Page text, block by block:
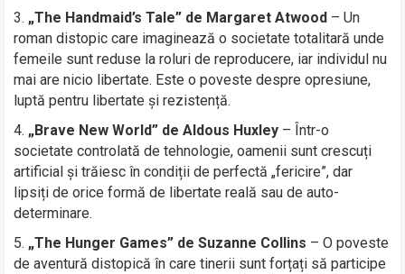
„The Handmaid’s Tale” de Margaret Atwood – Un
roman distopic care imaginează o societate totalitară unde
femeile sunt reduse la roluri de reproducere, iar individul nu
mai are nicio libertate. Este o poveste despre opresiune,
luptă pentru libertate și rezistență.
„Brave New World” de Aldous Huxley – Într-o
societate controlată de tehnologie, oamenii sunt crescuți
artificial și trăiesc în condiții de perfectă „fericire”, dar
lipsiți de orice formă de libertate reală sau de auto-
determinare.
„The Hunger Games” de Suzanne Collins – O poveste
de aventură distopică în care tinerii sunt forțați să participe